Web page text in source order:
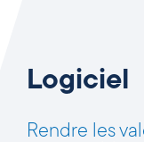
Logiciel
Rendre les